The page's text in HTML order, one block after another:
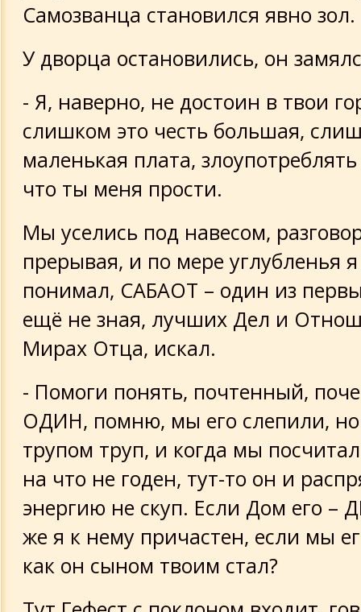
Самозванца становился явно зол.
У дворца остановились, он
- Я, наверно, не достоин в твои
слишком это честь большая,
маленькая плата,
что ты меня прости.
Мы уселись под навесом,
прерывая, и по мере углубленья
понимал, САБАОТ – один из
ещё не зная, лучших Дел и
Мирах Отца, искал.
- Помоги понять, почтенный,
ОДИН, помню, мы его слепили,
трупом труп, и когда мы
на что не годен, тут-то он и
энергию не скуп. Если Дом его –
же я к нему причастен, если мы
как он сыном твоим стал?